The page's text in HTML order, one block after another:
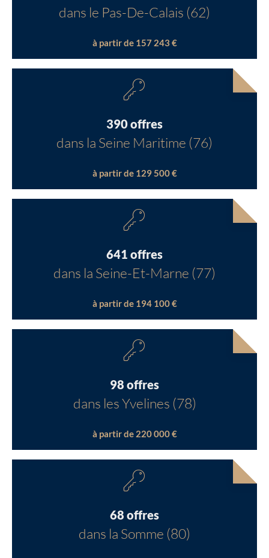
dans le Pas-De-Calais (62)
à partir de 157 243 €
390 offres
dans la Seine Maritime (76)
à partir de 129 500 €
641 offres
dans la Seine-Et-Marne (77)
à partir de 194 100 €
98 offres
dans les Yvelines (78)
à partir de 220 000 €
68 offres
dans la Somme (80)